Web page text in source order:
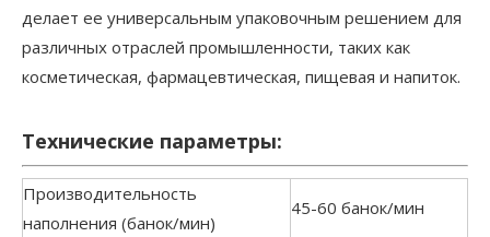
делает ее универсальным упаковочным решением для
различных отраслей промышленности, таких как
косметическая, фармацевтическая, пищевая и напиток.
Технические параметры:
Производительность
наполнения (банок/мин)
45-60 банок/мин